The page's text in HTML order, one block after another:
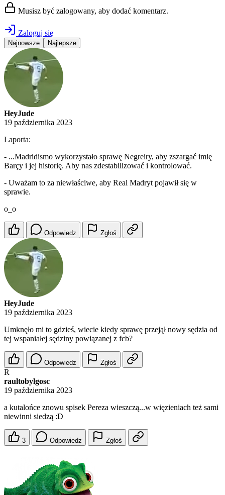
Musisz być zalogowany, aby dodać komentarz.
Zaloguj się
Najnowsze Najlepsze
HeyJude
19 października 2023
Laporta:
- ...Madridismo wykorzystało sprawę Negreiry, aby zszargać imię
Barçy i jej historię. Aby nas zdestabilizować i kontrolować.
- Uważam to za niewłaściwe, aby Real Madryt pojawił się w
sprawie.
o_o
Odpowiedz Zgłoś
HeyJude
19 października 2023
Umknęło mi to gdzieś, wiecie kiedy sprawę przejął nowy sędzia od
tej wspaniałej sędziny powiązanej z fcb?
Odpowiedz Zgłoś
R
raultobylgosc
19 października 2023
a kutalońce znowu spisek Pereza wieszczą...w więzieniach też sami
niewinni siedzą :D
3 Odpowiedz Zgłoś